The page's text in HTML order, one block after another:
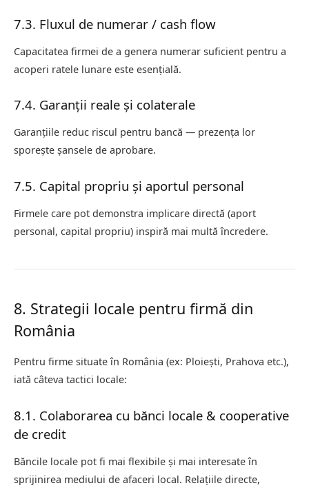
7.3. Fluxul de numerar / cash flow
Capacitatea firmei de a genera numerar suficient pentru a
acoperi ratele lunare este esențială.
7.4. Garanții reale și colaterale
Garanțiile reduc riscul pentru bancă — prezența lor
sporește șansele de aprobare.
7.5. Capital propriu și aportul personal
Firmele care pot demonstra implicare directă (aport
personal, capital propriu) inspiră mai multă încredere.
8. Strategii locale pentru firmă din
România
Pentru firme situate în România (ex: Ploiești, Prahova etc.),
iată câteva tactici locale:
8.1. Colaborarea cu bănci locale & cooperative
de credit
Băncile locale pot fi mai flexibile și mai interesate în
sprijinirea mediului de afaceri local. Relațiile directe,